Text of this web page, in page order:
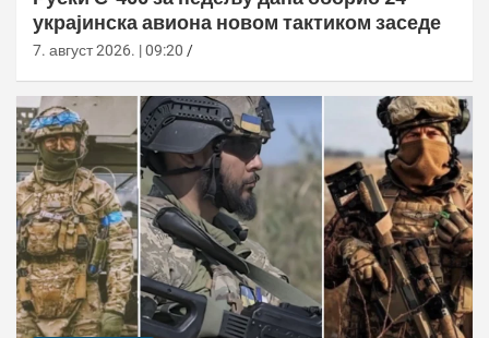
украјинска авиона новом тактиком заседе
7. август 2026. | 09:20